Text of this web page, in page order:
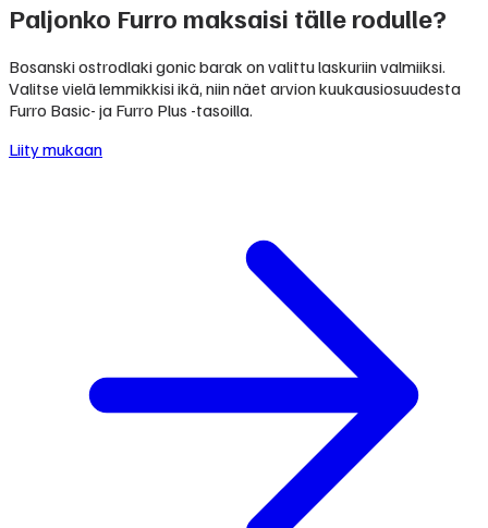
Paljonko Furro maksaisi tälle rodulle?
Bosanski ostrodlaki gonic barak on valittu laskuriin valmiiksi.
Valitse vielä lemmikkisi ikä, niin näet arvion kuukausiosuudesta
Furro Basic- ja Furro Plus -tasoilla.
Liity mukaan